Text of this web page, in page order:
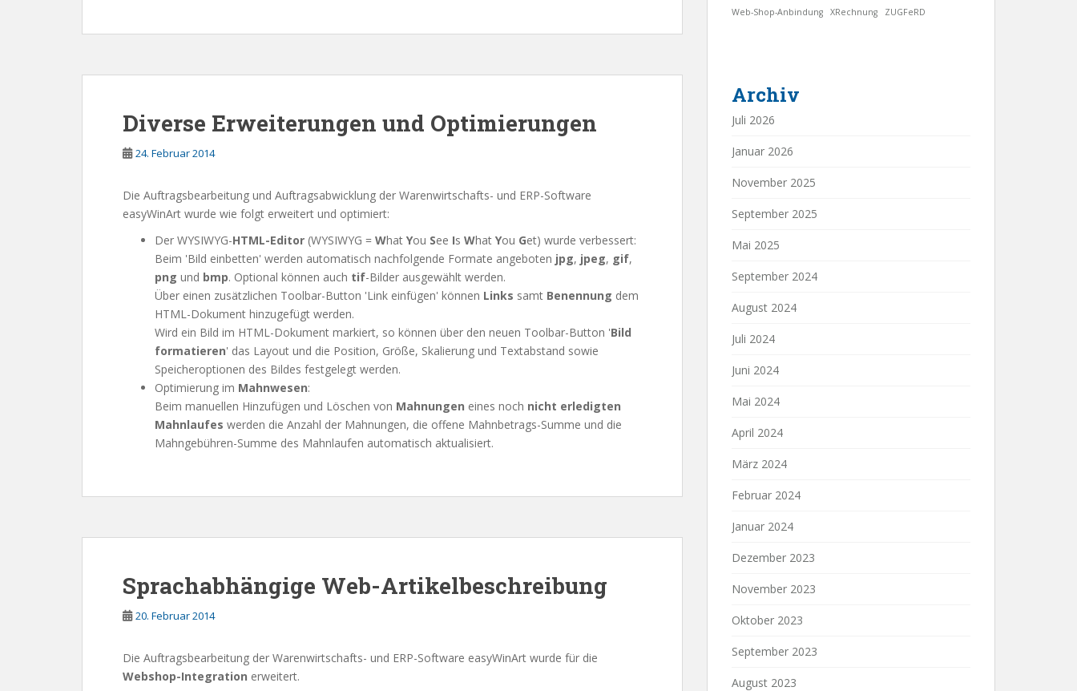
Diverse Erweiterungen und Optimierungen
24. Februar 2014
Die Auftragsbearbeitung und Auftragsabwicklung der Warenwirtschafts- und ERP-Software
easyWinArt wurde wie folgt erweitert und optimiert:
Der WYSIWYG-HTML-Editor (WYSIWYG = What You See Is What You Get) wurde verbessert:
Beim 'Bild einbetten' werden automatisch nachfolgende Formate angeboten jpg, jpeg, gif,
png und bmp. Optional können auch tif-Bilder ausgewählt werden.
Über einen zusätzlichen Toolbar-Button 'Link einfügen' können Links samt Benennung dem
HTML-Dokument hinzugefügt werden.
Wird ein Bild im HTML-Dokument markiert, so können über den neuen Toolbar-Button 'Bild
formatieren' das Layout und die Position, Größe, Skalierung und Textabstand sowie
Speicheroptionen des Bildes festgelegt werden.
Optimierung im Mahnwesen:
Beim manuellen Hinzufügen und Löschen von Mahnungen eines noch nicht erledigten
Mahnlaufes werden die Anzahl der Mahnungen, die offene Mahnbetrags-Summe und die
Mahngebühren-Summe des Mahnlaufen automatisch aktualisiert.
Sprachabhängige Web-Artikelbeschreibung
20. Februar 2014
Die Auftragsbearbeitung der Warenwirtschafts- und ERP-Software easyWinArt wurde für die
Webshop-Integration erweitert.
Web-Shop-Anbindung
XRechnung ZUGFeRD
Archiv
Juli 2026
Januar 2026
November 2025
September 2025
Mai 2025
September 2024
August 2024
Juli 2024
Juni 2024
Mai 2024
April 2024
März 2024
Februar 2024
Januar 2024
Dezember 2023
November 2023
Oktober 2023
September 2023
August 2023